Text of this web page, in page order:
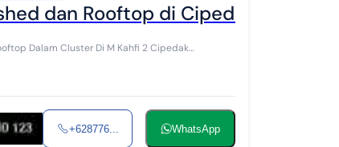
dan Rooftop di Cipedak Jagakarsa
Dalam Cluster Di M Kahfi 2 Cipedak
+628776... WhatsApp